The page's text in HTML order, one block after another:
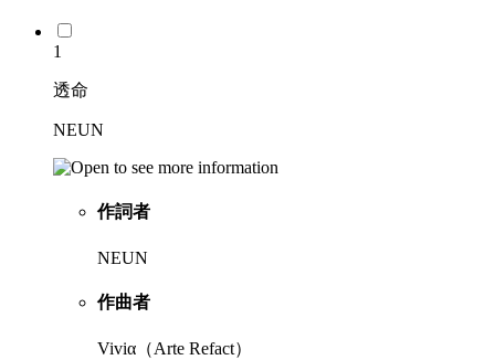
1
透命
NEUN
作詞者
NEUN
作曲者
Viviα（Arte Refact）